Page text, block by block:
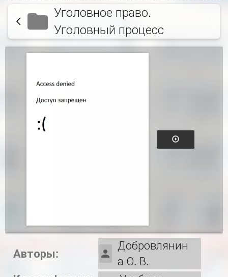
Уголовное право.
Уголовный процесс
Авторы:
Добровлянин
а О. В.